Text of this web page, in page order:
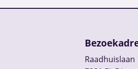
Raadhuislaan